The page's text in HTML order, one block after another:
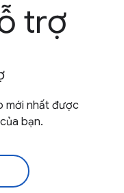
trợ
mới nhất được
bạn.